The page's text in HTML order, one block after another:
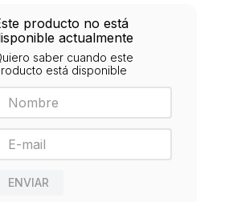
producto no está
actualmente
saber cuando este
está disponible
ENVIAR